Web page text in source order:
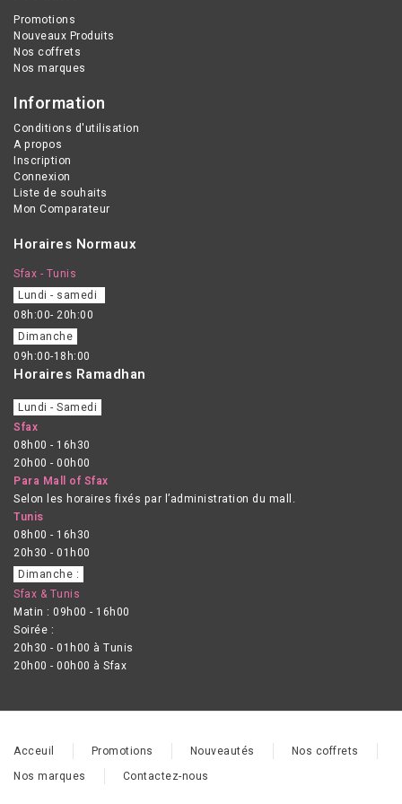
avec une brosse
ordinaire.
Promotions
Nouveaux Produits
Nos coffrets
Nos marques
Information
Conditions d'utilisation
A propos
Inscription
Connexion
Liste de souhaits
Mon Comparateur
Horaires Normaux
Sfax - Tunis
Lundi - samedi
08h:00- 20h:00
Dimanche
09h:00-18h:00
Horaires Ramadhan
Lundi - Samedi
Sfax
08h00 - 16h30
20h00 - 00h00
Para Mall of Sfax
Selon les horaires fixés par l’administration du mall.
Tunis
08h00 - 16h30
20h30 - 01h00
Dimanche :
Sfax & Tunis
Matin : 09h00 - 16h00
Soirée :
20h30 - 01h00 à Tunis
20h00 - 00h00 à Sfax
Acceuil Promotions Nouveautés
Nos coffrets
Nos marques
Contactez-nous